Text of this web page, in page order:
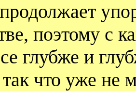
поэтому с
глубже и
так что уже не